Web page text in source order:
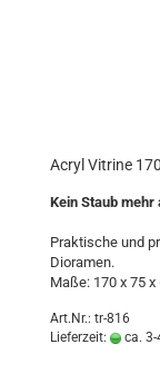
Acryl Vitrine
Kein Staub mehr
Praktische und
Dioramen.
Maße: 170 x 75 x
Art.Nr.: tr-816
Lieferzeit:
ca.